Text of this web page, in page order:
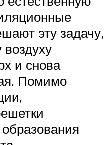
эту задачу,
воздуху
и снова
Помимо